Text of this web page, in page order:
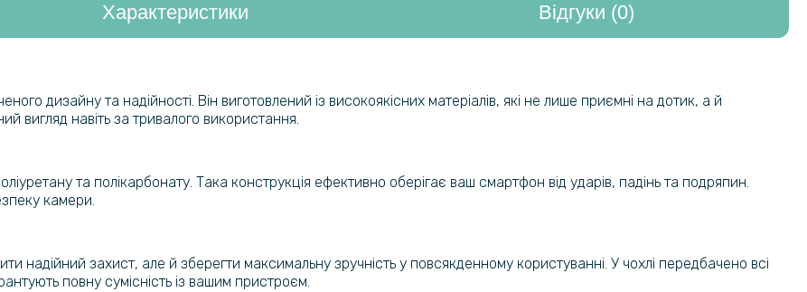
Характеристики Відгуки (0)
дизайну та надійності. Він виготовлений із високоякісних матеріалів, які не лише приємні на дотик, а й
вигляд навіть за тривалого використання.
та полікарбонату. Така конструкція ефективно оберігає ваш смартфон від ударів, падінь та подряпин.
камери.
захист, але й зберегти максимальну зручність у повсякденному користуванні. У чохлі передбачено всі
повну сумісність із вашим пристроєм.